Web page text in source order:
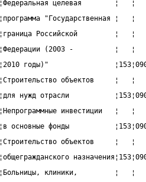
¦Федеральная целевая
¦программа
¦граница Российской
¦Федерации (2003 -          ¦
¦2010 годы)"
¦Строительство объектов
¦для нужд отрасли
¦Непрограммные инвестиции
¦в основные фонды
¦Строительство объектов
¦общегражданского
¦Больницы, клиники,